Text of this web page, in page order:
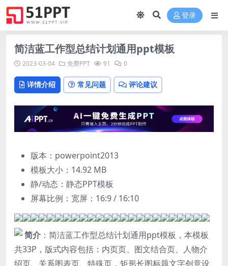
登录
简洁蓝工作型总结计划通用ppt模板
2023-03-04 免费PPT 91 0
详情介绍 常见问题 评论建议
版本：powerpoint2013
模板大小： 14.92 MB
静/动态：静态PPT模板
屏幕比例：宽屏：16:9 / 16:10
简介 ：简洁蓝工作型总结计划通用ppt模板，本模板
共33P，版式内容包括：内页页、图文结合页、人物介
绍页、关系图表页、特殊页，矩形长图标题文字创意设